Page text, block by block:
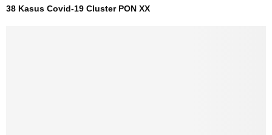
38 Kasus Covid-19 Cluster PON XX